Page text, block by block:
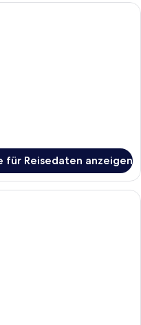
ordentlich bezogenes Bett mit
für Reisedaten anzeigen
Hotelzimmer mit einem großen